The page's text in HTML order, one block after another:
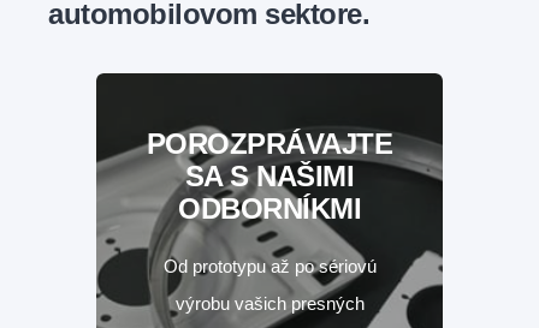
automobilovom sektore.
POROZPRÁVAJTE
SA S NAŠIMI
ODBORNÍKMI
Od prototypu až po sériovú
výrobu vašich presných